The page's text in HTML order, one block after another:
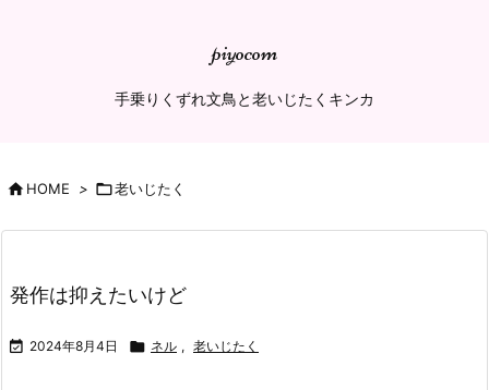
piyocom
手乗りくずれ文鳥と老いじたくキンカ
HOME > 老いじたく
発作は抑えたいけど
 2024年8月4日  ネル , 老いじたく